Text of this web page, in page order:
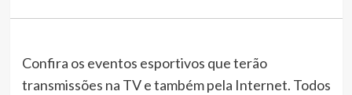
Confira os eventos esportivos que terão
transmissões na TV e também pela Internet. Todos